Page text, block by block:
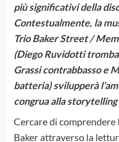
più significativi della
Contestualmente, la
Trio Baker Street /
(Diego Ruvidotti
Grassi contrabbasso e
batteria) svilupperà
congrua alla storytelling
Cercare di comprendere
Baker attraverso la